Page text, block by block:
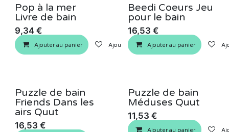
Pop à la mer
Livre de bain
9,34 €
Ajouter au panier Ajouter à la liste de souhaits
Beedi Coeurs Jeu
pour le bain
16,53 €
Ajouter au panier
Puzzle de bain
Friends Dans les
airs Quut
16,53 €
Puzzle de bain
Méduses Quut
11,53 €
Ajouter au panier